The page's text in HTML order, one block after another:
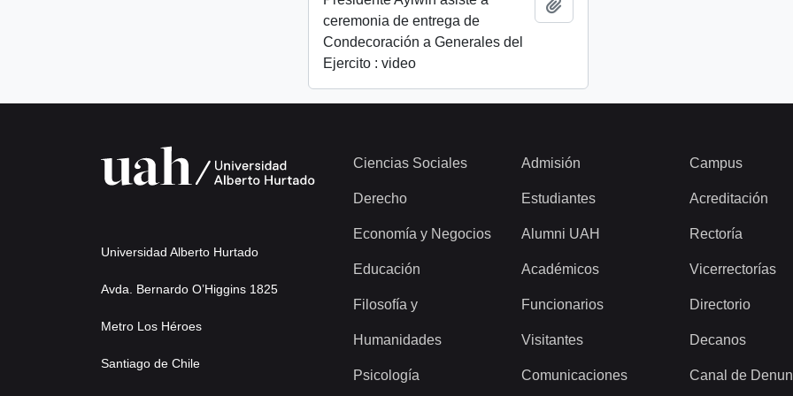
ceremonia de entrega de
Condecoración a Generales del
Ejercito : video
Universidad Alberto Hurtado
Avda. Bernardo O’Higgins 1825
Metro Los Héroes
Santiago de Chile
Ciencias Sociales
Derecho
Economía y Negocios
Educación
Filosofía y
Humanidades
Psicología
Admisión
Estudiantes
Alumni UAH
Académicos
Funcionarios
Visitantes
Comunicaciones
Campus
Acreditación
Rectoría
Vicerrectorías
Directorio
Decanos
Canal de